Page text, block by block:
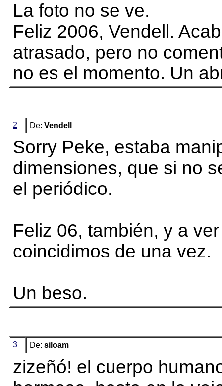
La foto no se ve.
Feliz 2006, Vendell.
atrasado, pero no
no es el momento. Un
2 De: Vendell
Sorry Peke, estaba
dimensiones, que si no
el periódico.
Feliz 06, también, y a
coincidimos de una vez.
Un beso.
3 De: siloam
zizeñó! el cuerpo